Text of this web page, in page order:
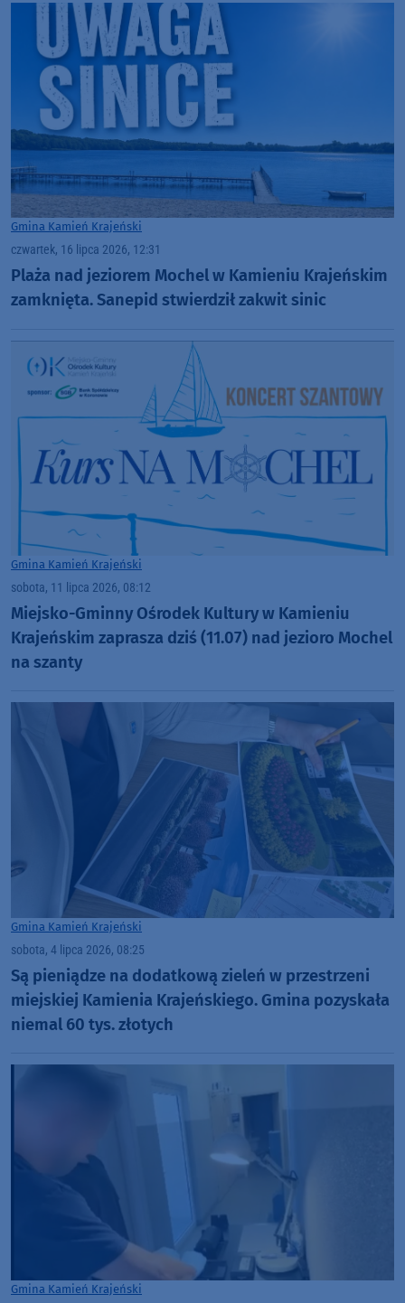
Gmina Kamień Krajeński
czwartek, 16 lipca 2026, 12:31
Plaża nad jeziorem Mochel w Kamieniu Krajeńskim
zamknięta. Sanepid stwierdził zakwit sinic
Gmina Kamień Krajeński
sobota, 11 lipca 2026, 08:12
Miejsko-Gminny Ośrodek Kultury w Kamieniu
Krajeńskim zaprasza dziś (11.07) nad jezioro Mochel
na szanty
Gmina Kamień Krajeński
sobota, 4 lipca 2026, 08:25
Są pieniądze na dodatkową zieleń w przestrzeni
miejskiej Kamienia Krajeńskiego. Gmina pozyskała
niemal 60 tys. złotych
Gmina Kamień Krajeński